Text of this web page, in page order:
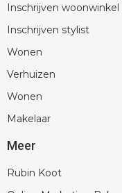
Inschrijven woonwinkel
Inschrijven stylist
Wonen
Verhuizen
Wonen
Makelaar
Meer
Rubin Koot